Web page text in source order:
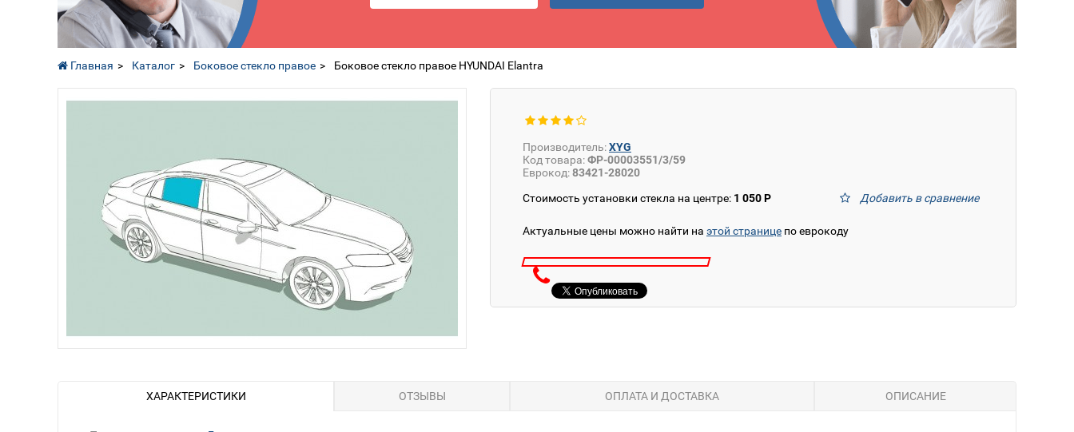
Главная Каталог Боковое стекло правое Боковое стекло правое HYUNDAI Elantra
Производитель:XYG
Код товара:ФР-00003551/3/59
Еврокод:83421-28020
Добавить в сравнение
Стоимость установки стекла на центре: 1 050 Р
Актуальные цены можно найти на этой странице по еврокоду
ХАРАКТЕРИСТИКИ ОТЗЫВЫ ОПЛАТА И ДОСТАВКА ОПИСАНИЕ